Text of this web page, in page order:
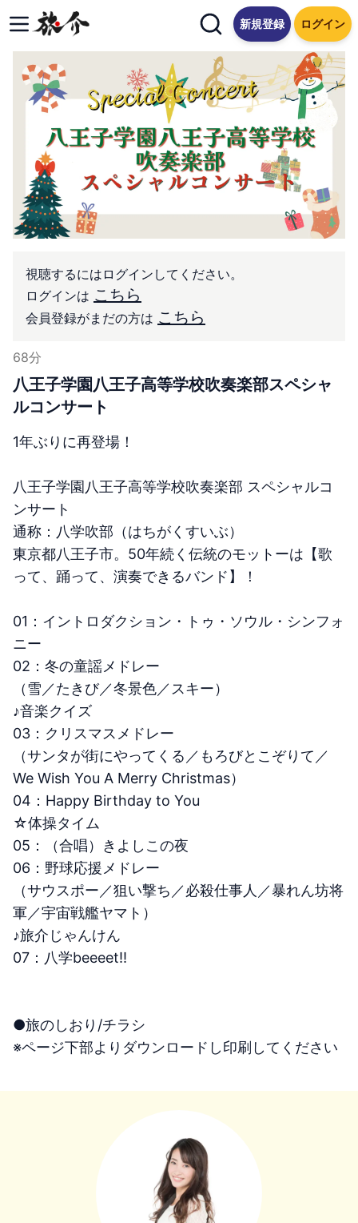
新規登録 ログイン
視聴するにはログインしてください。
ログインは こちら
会員登録がまだの方は こちら
68分
八王子学園八王子高等学校吹奏楽部スペシャ
ルコンサート
1年ぶりに再登場！
八王子学園八王子高等学校吹奏楽部 スペシャルコ
ンサート
通称：八学吹部（はちがくすいぶ）
東京都八王子市。50年続く伝統のモットーは【歌
って、踊って、演奏できるバンド】！
01：イントロダクション・トゥ・ソウル・シンフォ
ニー
02：冬の童謡メドレー
（雪／たきび／冬景色／スキー）
♪音楽クイズ
03：クリスマスメドレー
（サンタが街にやってくる／もろびとこぞりて／
We Wish You A Merry Christmas）
04：Happy Birthday to You
☆体操タイム
05：（合唱）きよしこの夜
06：野球応援メドレー
（サウスポー／狙い撃ち／必殺仕事人／暴れん坊将
軍／宇宙戦艦ヤマト）
♪旅介じゃんけん
07：八学beeeet!!
●旅のしおり/チラシ
※ページ下部よりダウンロードし印刷してください